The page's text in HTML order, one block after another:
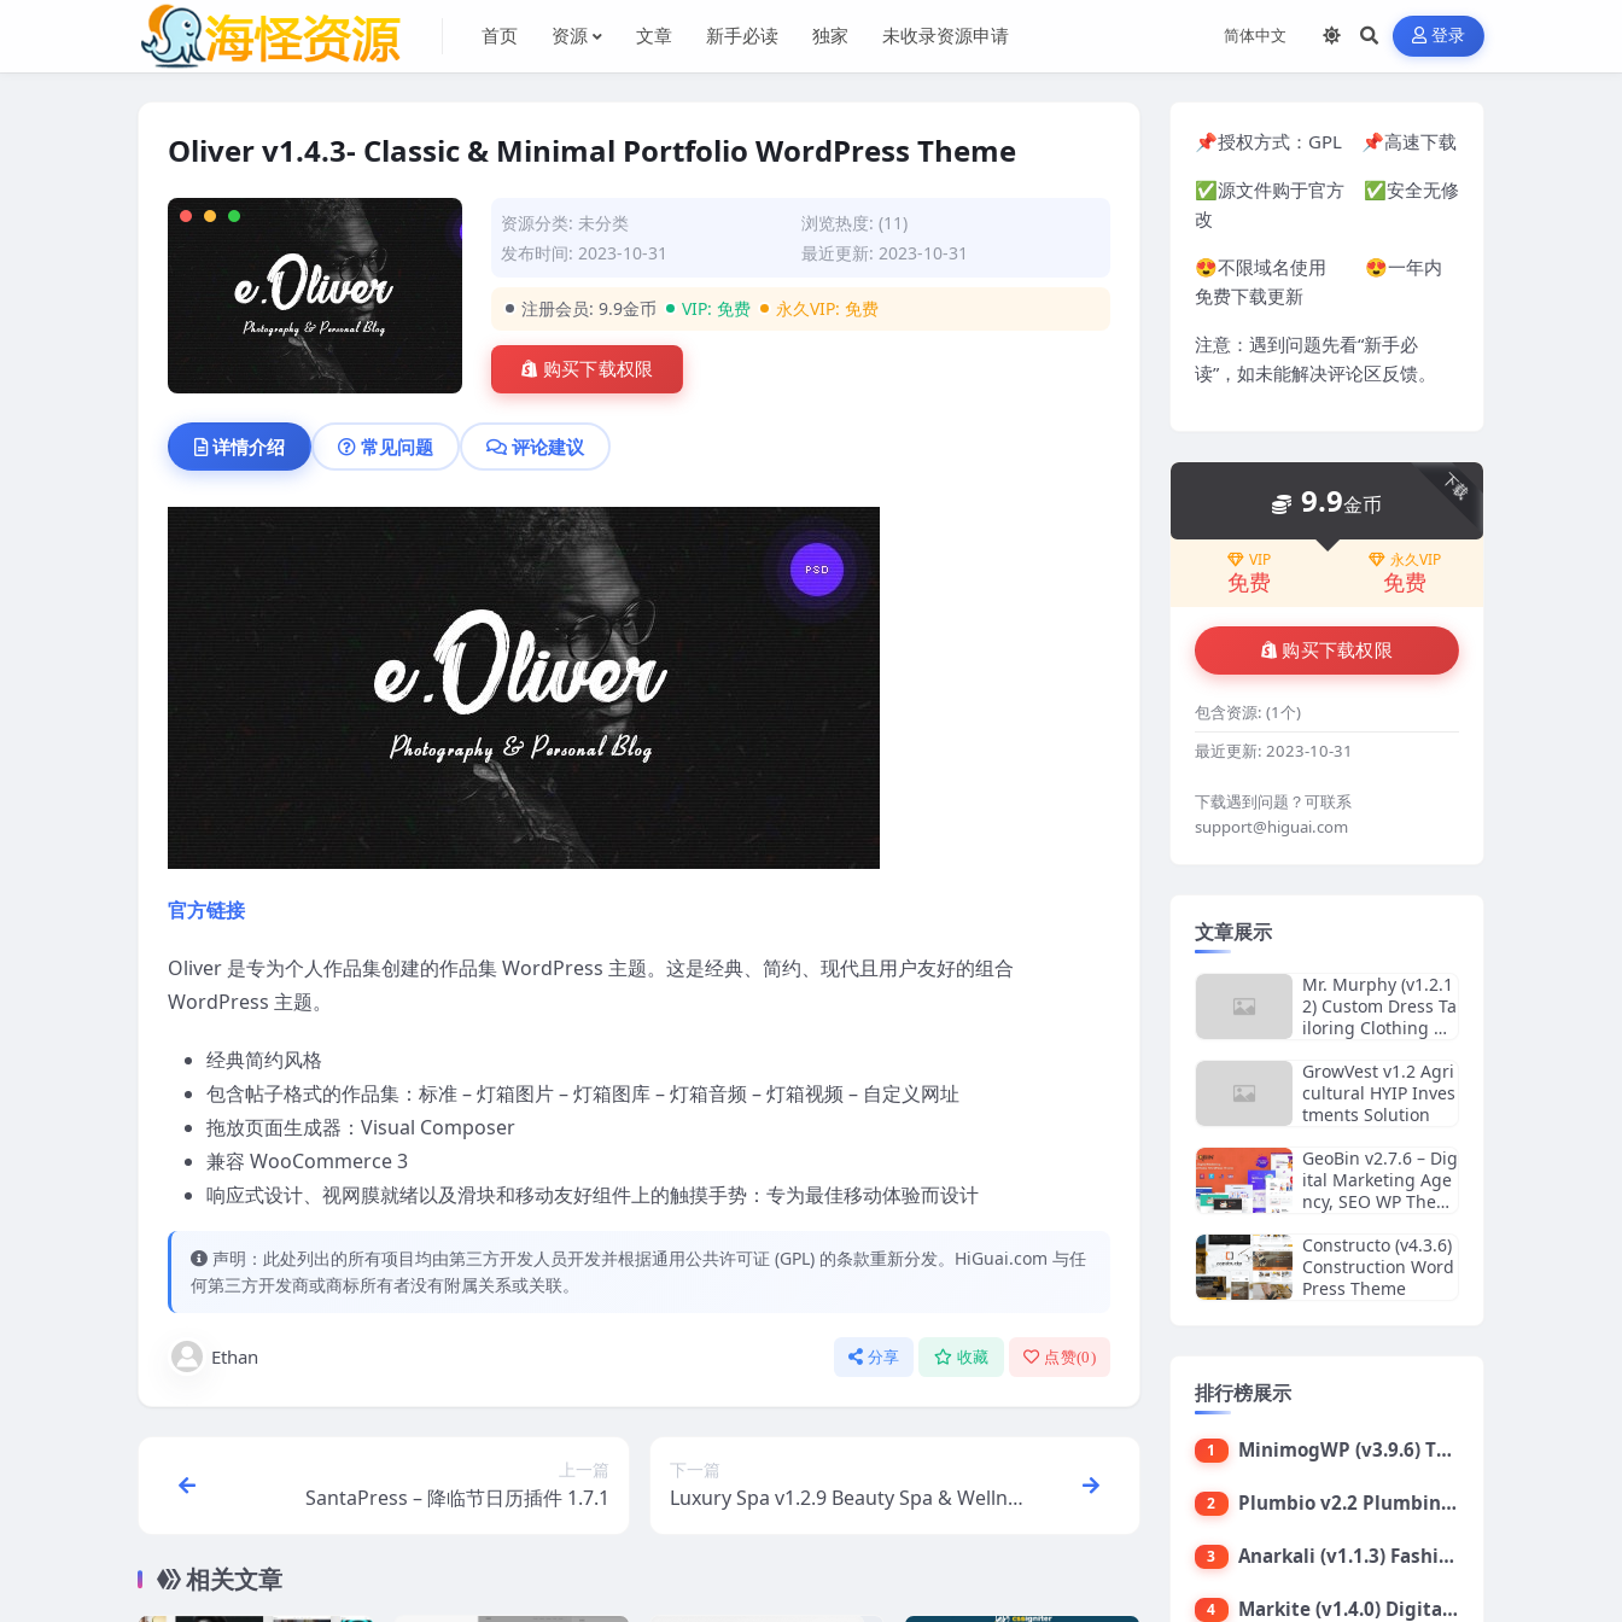
首页 资源 文章 新手必读 独家 未收录资源申请 登录
Oliver v1.4.3- Classic & Minimal Portfolio WordPress Theme
资源分类: 未分类
浏览热度: (11)
发布时间: 2023-10-31
最近更新: 2023-10-31
注册会员:9.9金币 VIP:免费 永久VIP:免费
购买下载权限
详情介绍 常见问题 评论建议
官方链接
Oliver 是专为个人作品集创建的作品集 WordPress 主题。这是经典、简约、现代且用户友好的组合
WordPress 主题。
经典简约风格
包含帖子格式的作品集：标准 – 灯箱图片 – 灯箱图库 – 灯箱音频 – 灯箱视频 – 自定义网址
拖放页面生成器：Visual Composer
兼容 WooCommerce 3
响应式设计、视网膜就绪以及滑块和移动友好组件上的触摸手势：专为最佳移动体验而设计
声明：此处列出的所有项目均由第三方开发人员开发并根据通用公共许可证 (GPL) 的条款重新分发。HiGuai.com 与任
何第三方开发商或商标所有者没有附属关系或关联。
Ethan 分享 收藏 点赞(0)
上一篇
SantaPress – 降临节日历插件 1.7.1
下一篇
Luxury Spa v1.2.9 Beauty Spa & Wellne
相关文章
📌授权方式： GPL 📌高速下载
✅源文件购于官方 ✅安全无修
改
😍不限域名使用 😍一年内
免费下载更新
注意：遇到问题先看“新手必
读”，如未能解决评论区反馈。
下载
9.9金币
VIP
免费
永久VIP
免费
购买下载权限
包含资源: (1个)
最近更新: 2023-10-31
下载遇到问题？可联系
support@higuai.com
文章展示
Mr. Murphy (v1.2.1
2) Custom Dress Ta
iloring Clothing W
GrowVest v1.2 Agri
cultural HYIP Inves
tments Solution
GeoBin v2.7.6 – Dig
ital Marketing Age
ncy, SEO WP Them
Constructo (v4.3.6)
Construction Word
Press Theme
排行榜展示
1 MinimogWP (v3.9.6) The High Converting eCommerce WordPress Theme
2 Plumbio v2.2 Plumbing Services WordPress Theme
3 Anarkali (v1.1.3) Fashion Shop Ecommerce Elementor Theme
4 Markite (v1.4.0) Digital Marketplace WordPress Theme